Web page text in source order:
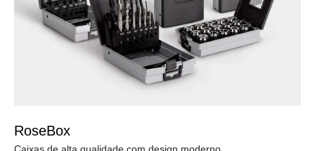
RoseBox
Caixas de alta qualidade com design moderno